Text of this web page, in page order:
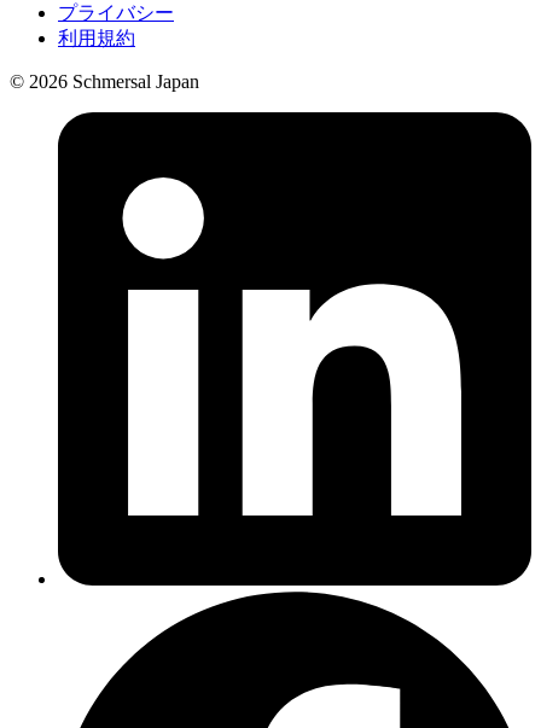
プライバシー
利用規約
© 2026 Schmersal Japan